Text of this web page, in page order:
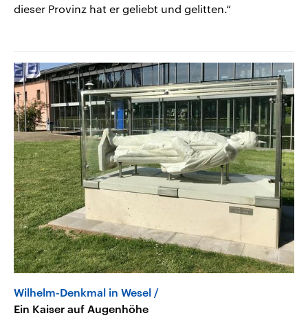
dieser Provinz hat er geliebt und gelitten.“
Wilhelm-Denkmal in Wesel
Ein Kaiser auf Augenhöhe